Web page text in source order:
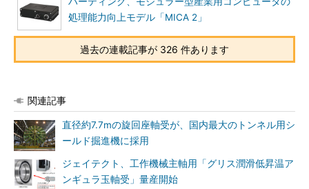
処理能力向上モデル「MICA 2」
過去の連載記事が 326 件あります
関連記事
直径約7.7mの旋回座軸受が、国内最大のトンネル用シ
ールド掘進機に採用
ジェイテクト、工作機械主軸用「グリス潤滑低昇温ア
ンギュラ玉軸受」量産開始